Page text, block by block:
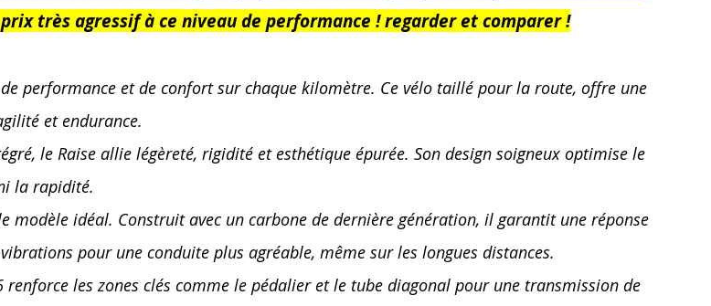
très agressif à ce niveau de performance ! regarder et comparer !
performance et de confort sur chaque kilomètre. Ce vélo taillé pour la route, offre une
et endurance.
le Raise allie légèreté, rigidité et esthétique épurée. Son design soigneux optimise le
la rapidité.
modèle idéal. Construit avec un carbone de dernière génération, il garantit une réponse
pour une conduite plus agréable, même sur les longues distances.
les zones clés comme le pédalier et le tube diagonal pour une transmission de